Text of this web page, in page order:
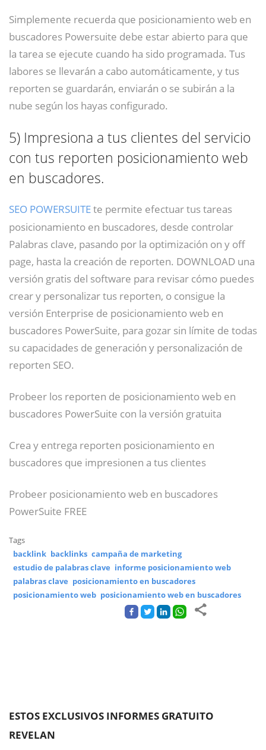
Simplemente recuerda que posicionamiento web en
buscadores Powersuite debe estar abierto para que
la tarea se ejecute cuando ha sido programada. Tus
labores se llevarán a cabo automáticamente, y tus
reporten se guardarán, enviarán o se subirán a la
nube según los hayas configurado.
5) Impresiona a tus clientes del servicio
con tus reporten posicionamiento web
en buscadores.
SEO POWERSUITEte permite efectuar tus tareas
posicionamiento en buscadores, desde controlar
Palabras clave, pasando por la optimización on y off
page, hasta la creación de reporten. DOWNLOAD una
versión gratis del software para revisar cómo puedes
crear y personalizar tus reporten, o consigue la
versión Enterprise de posicionamiento web en
buscadores PowerSuite, para gozar sin límite de todas
su capacidades de generación y personalización de
reporten SEO.
Probeer los reporten de posicionamiento web en
buscadores PowerSuite con la versión gratuita
Crea y entrega reporten posicionamiento en
buscadores que impresionen a tus clientes
Probeer posicionamiento web en buscadores
PowerSuite FREE
Tags
backlink backlinks campaña de marketing
estudio de palabras clave informe posicionamiento web
palabras clave posicionamiento en buscadores
posicionamiento web posicionamiento web en buscadores
ESTOS EXCLUSIVOS INFORMES GRATUITO
REVELAN